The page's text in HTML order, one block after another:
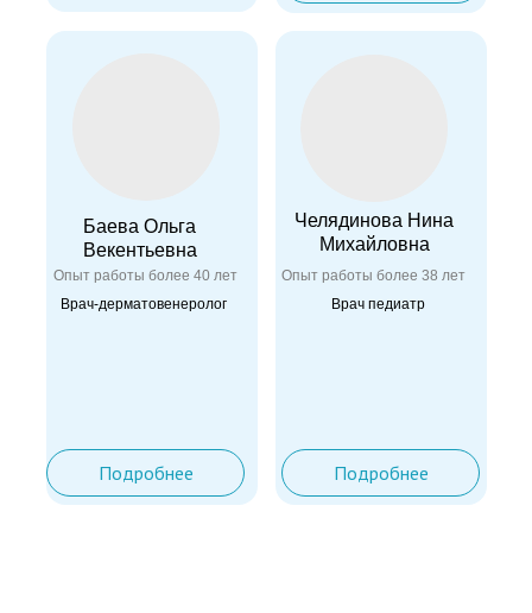
Подробнее
Подробнее
Врач-дерматовенеролог
Баева Ольга
Векентьевна
Опыт работы более 40 лет
Врач педиатр
Челядинова Нина
Михайловна
Опыт работы более 38 лет